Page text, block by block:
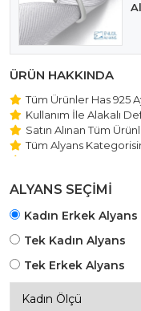
ÜRÜN HAKKINDA
Tüm Ürünler Has 925
Kullanım İle Alakalı
Satın Alınan Tüm
Tüm Alyans
Beştaş Tektaş Kolye
ALYANS SEÇİMİ
Kadın Erkek Alyans
Tek Kadın Alyans
Tek Erkek Alyans